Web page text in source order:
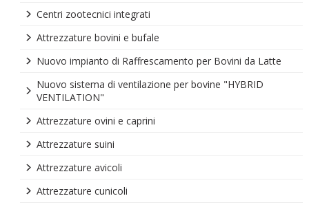
Centri zootecnici integrati
Attrezzature bovini e bufale
Nuovo impianto di Raffrescamento per Bovini da Latte
Nuovo sistema di ventilazione per bovine "HYBRID
VENTILATION"
Attrezzature ovini e caprini
Attrezzature suini
Attrezzature avicoli
Attrezzature cunicoli